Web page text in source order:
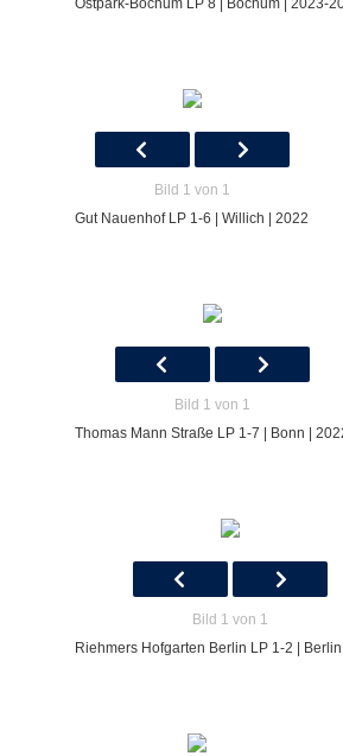
Bild 1 von 1
Gut Nauenhof LP 1-6 | Willich | 2022
Bild 1 von 1
Thomas Mann Straße LP 1-7 | Bonn |
Bild 1 von 1
Riehmers Hofgarten Berlin LP 1-2 |